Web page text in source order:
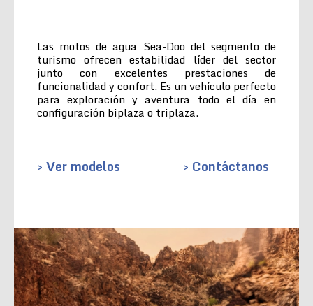
Las motos de agua Sea-Doo del segmento de
turismo ofrecen estabilidad líder del sector
junto con excelentes prestaciones de
funcionalidad y confort. Es un vehículo perfecto
para exploración y aventura todo el día en
configuración biplaza o triplaza.
> Ver modelos > Contáctanos